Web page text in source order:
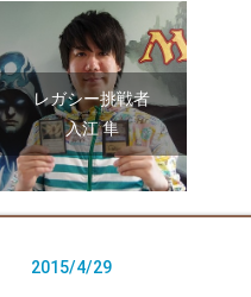
レガシー挑戦者
入江 隼
2015/4/29